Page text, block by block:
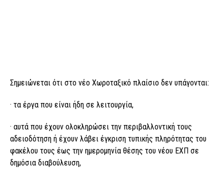
Σημειώνεται ότι στο νέο Χωροταξικό πλαίσιο δεν υπάγονται:
· τα έργα που είναι ήδη σε λειτουργία,
· αυτά που έχουν ολοκληρώσει την περιβαλλοντική τους
αδειοδότηση ή έχουν λάβει έγκριση τυπικής πληρότητας του
φακέλου τους έως την ημερομηνία θέσης του νέου ΕΧΠ σε
δημόσια διαβούλευση,